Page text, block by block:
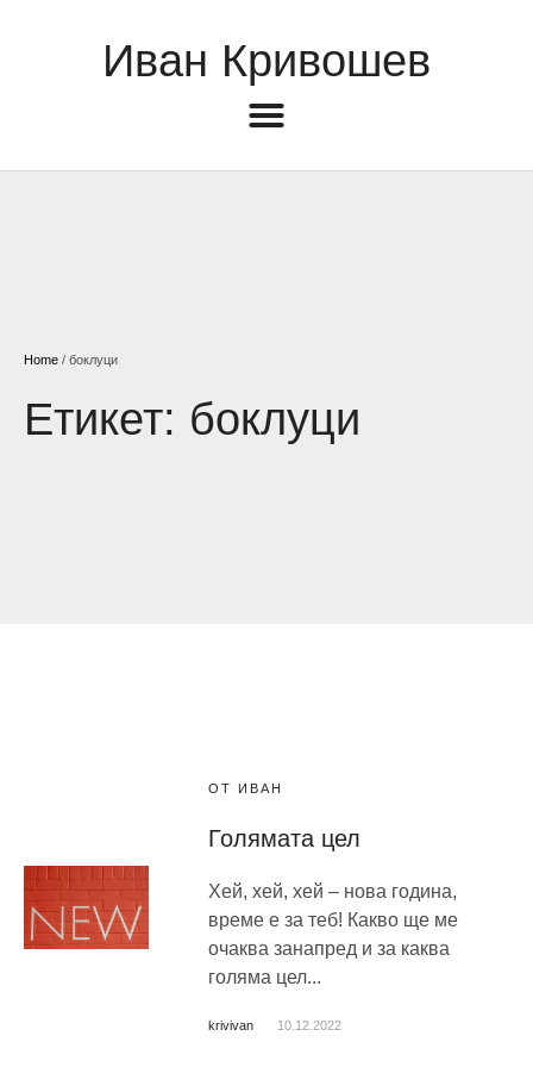
Иван Кривошев
Home / боклуци
Етикет: боклуци
ОТ ИВАН
Голямата цел
Хей, хей, хей – нова година,
време е за теб! Какво ще ме
очаква занапред и за каква
голяма цел...
krivivan 10.12.2022